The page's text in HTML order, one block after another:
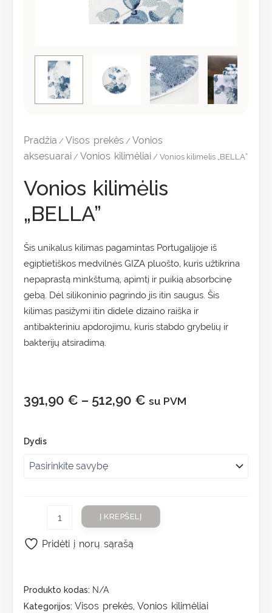
Pradžia /Visos prekės /Vonios
aksesuarai /Vonios kilimėliai / Vonios kilimėlis „BELLA”
Vonios kilimėlis
„BELLA”
Šis unikalus kilimas pagamintas Portugalijoje iš
egiptietiškos medvilnės GIZA pluošto, kuris užtikrina
nepaprastą minkštumą, apimtį ir puikią absorbcinę
gebą. Dėl silikoninio pagrindo jis itin saugus. Šis
kilimas pasižymi itin didele dizaino raiška ir
antibakteriniu apdorojimu, kuris stabdo grybelių ir
bakterijų atsiradimą.
391,90 € – 512,90 € su PVM
Dydis
Į KREPŠELĮ
Produkto kodas: N/A
Kategorijos: Visos prekės, Vonios kilimėliai
Pridėti į norų sąrašą